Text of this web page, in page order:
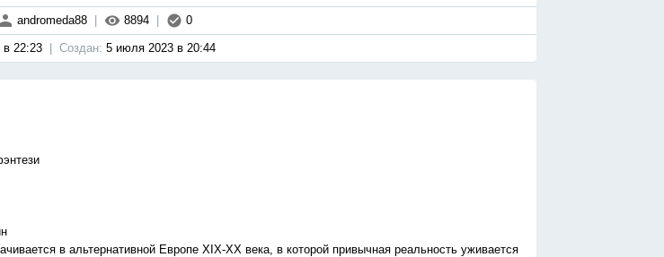
andromeda88 8894 0
в 22:23 Cоздан: 5 июля 2023 в 20:44
в альтернативной Европе XIX-XX века, в которой привычная реальность уживается